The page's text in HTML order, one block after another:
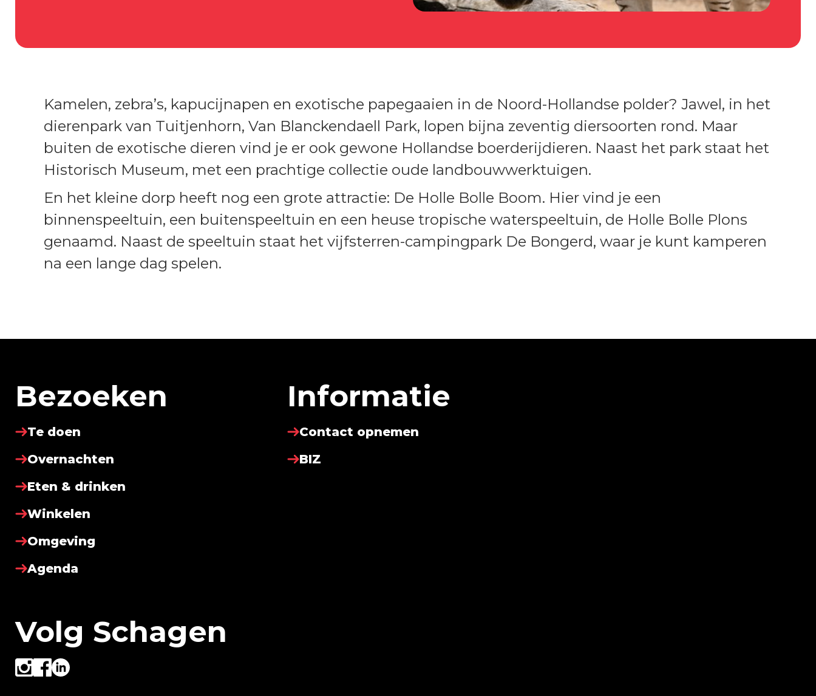
Kamelen, zebra’s, kapucijnapen en exotische papegaaien in de Noord-Hollandse polder? Jawel, in het
dierenpark van Tuitjenhorn, Van Blanckendaell Park, lopen bijna zeventig diersoorten rond. Maar
buiten de exotische dieren vind je er ook gewone Hollandse boerderijdieren. Naast het park staat het
Historisch Museum, met een prachtige collectie oude landbouwwerktuigen.
En het kleine dorp heeft nog een grote attractie: De Holle Bolle Boom. Hier vind je een
binnenspeeltuin, een buitenspeeltuin en een heuse tropische waterspeeltuin, de Holle Bolle Plons
genaamd. Naast de speeltuin staat het vijfsterren-campingpark De Bongerd, waar je kunt kamperen
na een lange dag spelen.
Bezoeken
Te doen
Overnachten
Eten & drinken
Winkelen
Omgeving
Agenda
Informatie
Contact opnemen
BIZ
Volg Schagen